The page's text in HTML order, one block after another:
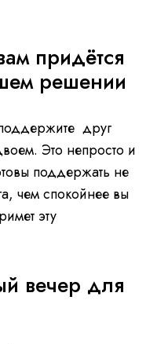
придётся
решении
друг
Это непросто и
поддержать не
чем спокойнее вы
эту
вечер для